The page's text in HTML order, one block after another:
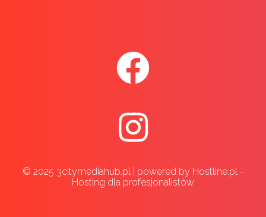
© 2025 3citymediahub.pl | powered by Hostline.pl -
Hosting dla profesjonalistów